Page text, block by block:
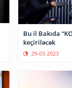
Bu il Bakıda
keçiriləcək
29-03-2023